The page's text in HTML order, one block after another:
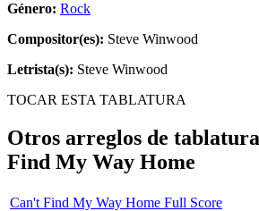
Género: Rock
Compositor(es): Steve Winwood
Letrista(s): Steve Winwood
TOCAR ESTA TABLATURA
Otros arreglos de
Find My Way Home
Can't Find My Way Home Full Score